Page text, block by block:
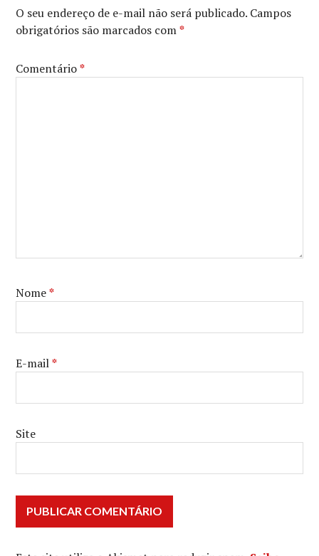
O seu endereço de e-mail não será publicado. Campos
obrigatórios são marcados com*
Comentário*
Nome*
E-mail*
Site